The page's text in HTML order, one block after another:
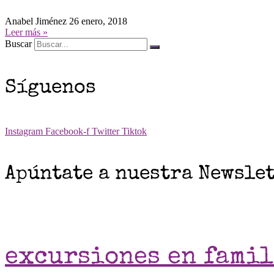
Anabel Jiménez 26 enero, 2018
Leer más »
Buscar
Síguenos
Instagram Facebook-f Twitter Tiktok
Apúntate a nuestra
excursiones en